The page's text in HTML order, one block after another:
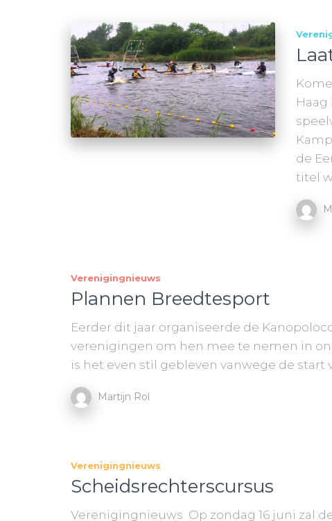
de
titel
Verenigingnieuws
Plannen Breedtesport
Eerder dit jaar organiseerde de
verenigingen om hen mee te nemen in
is het even stil gebleven vanwege de start
Martijn Rol
Verenigingnieuws
Scheidsrechterscursus
Verenigingnieuws Op zondag 16 juni zal